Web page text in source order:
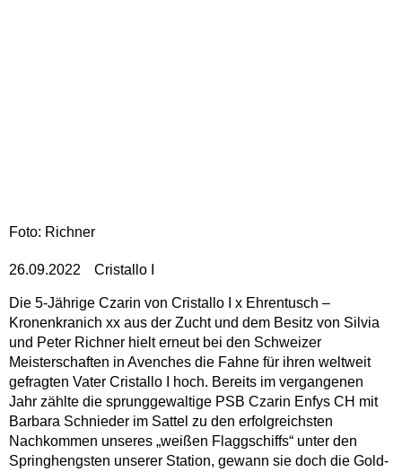
Foto: Richner
26.09.2022 Cristallo I
Die 5-Jährige Czarin von Cristallo I x Ehrentusch –
Kronenkranich xx aus der Zucht und dem Besitz von Silvia
und Peter Richner hielt erneut bei den Schweizer
Meisterschaften in Avenches die Fahne für ihren weltweit
gefragten Vater Cristallo I hoch. Bereits im vergangenen
Jahr zählte die sprunggewaltige PSB Czarin Enfys CH mit
Barbara Schnieder im Sattel zu den erfolgreichsten
Nachkommen unseres „weißen Flaggschiffs“ unter den
Springhengsten unserer Station, gewann sie doch die Gold-